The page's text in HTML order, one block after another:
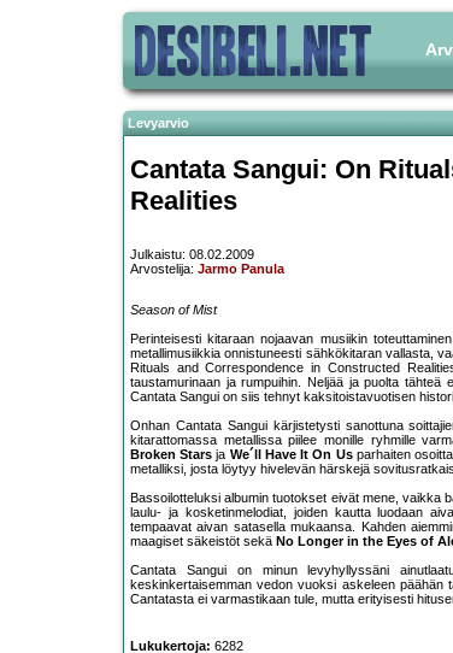
Levyarvio
Cantata Sangui: On
Realities
Julkaistu: 08.02.2009
Arvostelija: Jarmo Panula
Season of Mist
Perinteisesti kitaraan nojaavan musiikin
metallimusiikkia onnistuneesti sähkökitaran vallasta,
Rituals and Correspondence in Constructed
taustamurinaan ja rumpuihin. Neljää ja puolta
Cantata Sangui on siis tehnyt kaksitoistavuotisen
Onhan Cantata Sangui kärjistetysti sanottuna
kitarattomassa metallissa piilee monille ryhmille
Broken Stars ja We´ll Have It On Usparhaiten
metalliksi, josta löytyy hivelevän härskejä
Bassoilotteluksi albumin tuotokset eivät mene, vaikka
laulu- ja kosketinmelodiat, joiden kautta luodaan
tempaavat aivan satasella mukaansa. Kahden
maagiset säkeistöt sekä No Longer in the Eyes of
Cantata Sangui on minun levyhyllyssäni
keskinkertaisemman vedon vuoksi askeleen päähän
Cantatasta ei varmastikaan tule, mutta erityisesti
Lukukertoja: 6282